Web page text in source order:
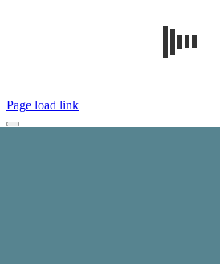
Page load link